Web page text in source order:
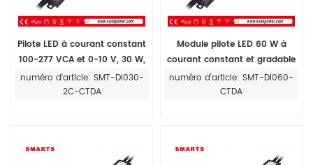
Pilote LED à courant constant
100-277 VCA et 0-10 V, 30 W,
à intensité variable, pour
éclairage LED
numéro d'article: SMT-DI030-
2C-CTDA
Module pilote LED 60 W à
courant constant et gradable
de 500 mA à 2 100 mA Triac et
0,10 V
numéro d'article: SMT-DI060-
CTDA